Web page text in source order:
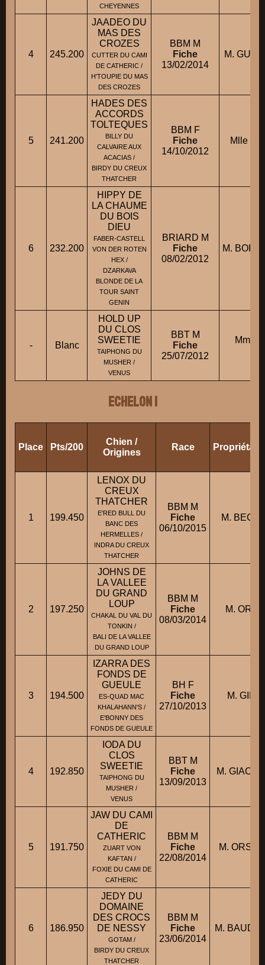
CHEYENNES
4 245.200
JAADEO DU
MAS DES
CROZES
CUTTER DU CAMI
DE CATHERIC /
H'TOUPIE DU MAS
DES CROZES
BBM M
Fiche
13/02/2014
M.
5 241.200
HADES DES
ACCORDS
TOLTEQUES
BILLY DU
CALVAIRE AUX
ACACIAS /
BIRDY DU CREUX
THATCHER
BBM F
Fiche
14/10/2012
Mlle
6 232.200
HIPPY DE
LA CHAUME
DU BOIS
DIEU
FABER-CASTELL
VON DER ROTEN
HEX /
DZARKAVA
BLONDE DE LA
TOUR SAINT
GENIN
BRIARD M
Fiche
08/02/2012
M.
- Blanc
HOLD UP
DU CLOS
SWEETIE
TAIPHONG DU
MUSHER /
VENUS
BBT M
Fiche
25/07/2012
Mme
ECHELON 1
Place Pts/200
Chien /
Origines
Race
1 199.450
LENOX DU
CREUX
THATCHER
E'RED BULL DU
BANC DES
HERMELLES /
INDRA DU CREUX
THATCHER
BBM M
Fiche
06/10/2015
M.
2 197.250
JOHNS DE
LA VALLEE
DU GRAND
LOUP
CHAKAL DU VAL DU
TONKIN /
BALI DE LA VALLEE
DU GRAND LOUP
BBM M
Fiche
08/03/2014
M.
3 194.500
IZARRA DES
FONDS DE
GUEULE
ES-QUAD MAC
KHALAHANN'S /
E'BONNY DES
FONDS DE GUEULE
BH F
Fiche
27/10/2013
M.
4 192.850
IODA DU
CLOS
SWEETIE
TAIPHONG DU
MUSHER /
VENUS
BBT M
Fiche
13/09/2013
M.
5 191.750
JAW DU CAMI
DE
CATHERIC
ZUART VON
KAFTAN /
FOXIE DU CAMI DE
CATHERIC
BBM M
Fiche
22/08/2014
M.
6 186.950
JEDY DU
DOMAINE
DES CROCS
DE NESSY
GOTAM /
BIRDY DU CREUX
THATCHER
BBM M
Fiche
23/06/2014
M.